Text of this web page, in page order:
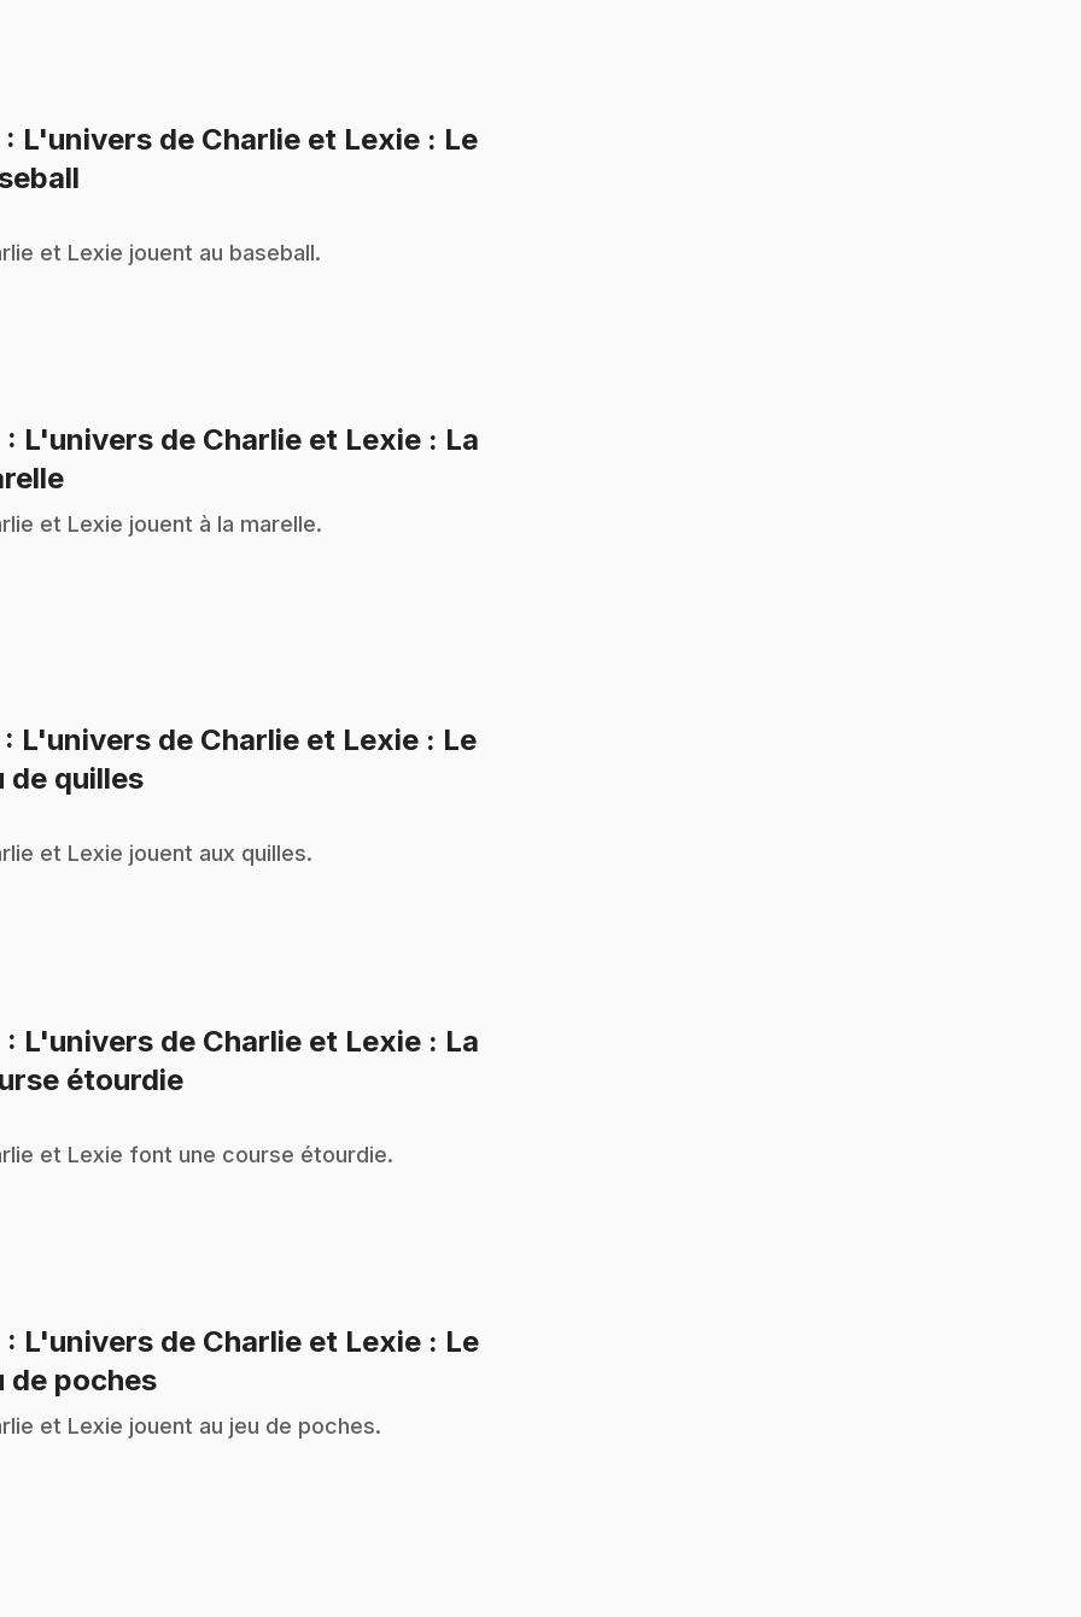
: L'univers de Charlie et Lexie : Le
et Lexie jouent au baseball.
: L'univers de Charlie et Lexie : La
.
et Lexie jouent à la marelle.
: L'univers de Charlie et Lexie : Le
de quilles.
et Lexie jouent aux quilles.
: L'univers de Charlie et Lexie : La
étourdie.
et Lexie font une course étourdie.
: L'univers de Charlie et Lexie : Le
de poches.
et Lexie jouent au jeu de poches.